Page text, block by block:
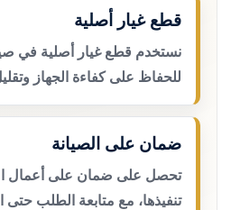
قطع غيار أصلية
نستخدم قطع غيار أصلية في
للحفاظ على كفاءة الجهاز
ضمان على الصيانة
تحصل على ضمان على أعمال
تنفيذها، مع متابعة الطلب حتى